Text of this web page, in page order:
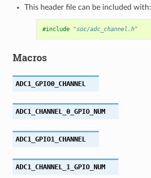
This header file can be included with:
#include "soc/adc_channel.h"
Macros
ADC1_GPIO0_CHANNEL
ADC1_CHANNEL_0_GPIO_NUM
ADC1_GPIO1_CHANNEL
ADC1_CHANNEL_1_GPIO_NUM